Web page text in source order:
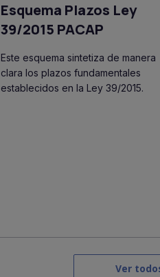
Esquema Plazos Ley
39/2015 PACAP
Este esquema sintetiza de manera
clara los plazos fundamentales
establecidos en la Ley 39/2015.
Ver